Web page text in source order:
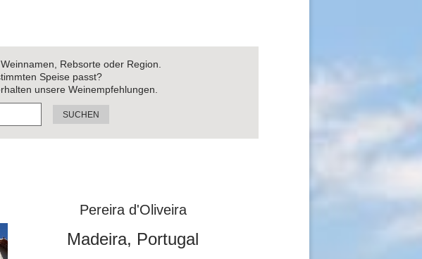
Rebsorte oder Region.
Speise passt?
unsere Weinempfehlungen.
SUCHEN
Pereira d'Oliveira
Madeira, Portugal